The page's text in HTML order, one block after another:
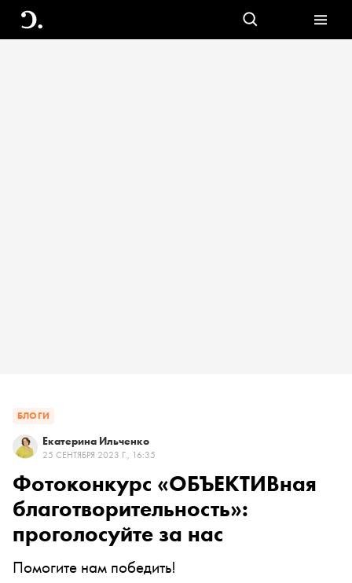
БЛОГИ
Екатерина Ильченко
25 СЕНТЯБРЯ 2023 Г., 16:35
Фотоконкурс «ОБЪЕКТИВная
благотворительность»:
проголосуйте за нас
Помогите нам победить!